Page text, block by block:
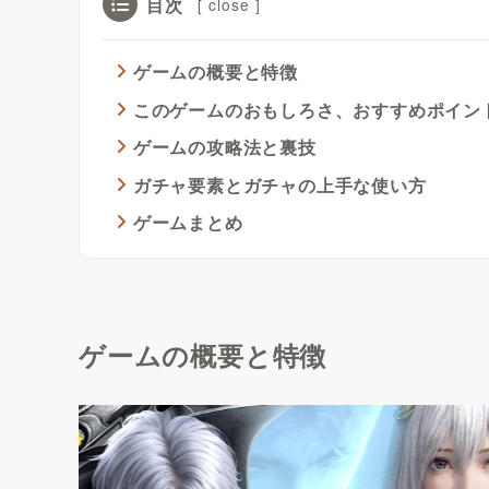
ゲームの概要と特徴
このゲームのおもしろさ、おすすめポイン
ゲームの攻略法と裏技
ガチャ要素とガチャの上手な使い方
ゲームまとめ
ゲームの概要と特徴